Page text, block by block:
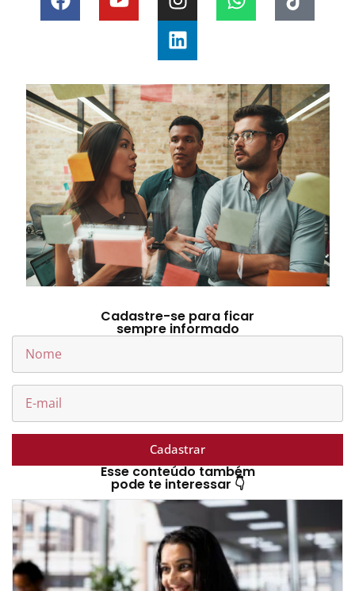
Cadastre-se para ficar
sempre informado
Cadastrar
Esse conteúdo também
pode te interessar 👇